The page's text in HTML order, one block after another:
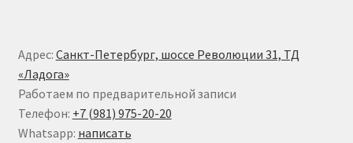
Адрес: Санкт-Петербург, шоссе Революции 31, ТД
«Ладога»
Работаем по предварительной записи
Телефон: +7 (981) 975-20-20
Whatsapp: написать